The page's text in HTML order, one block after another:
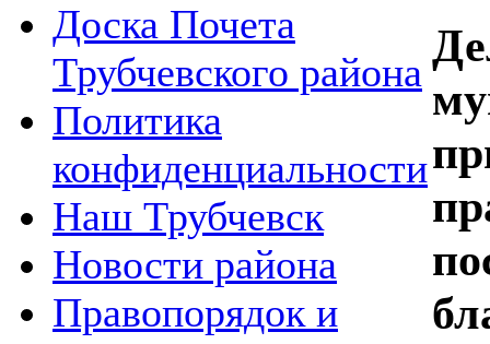
Доска Почета
Трубчевского района
Политика
конфиденциальности
Наш Трубчевск
Новости района
Правопорядок и